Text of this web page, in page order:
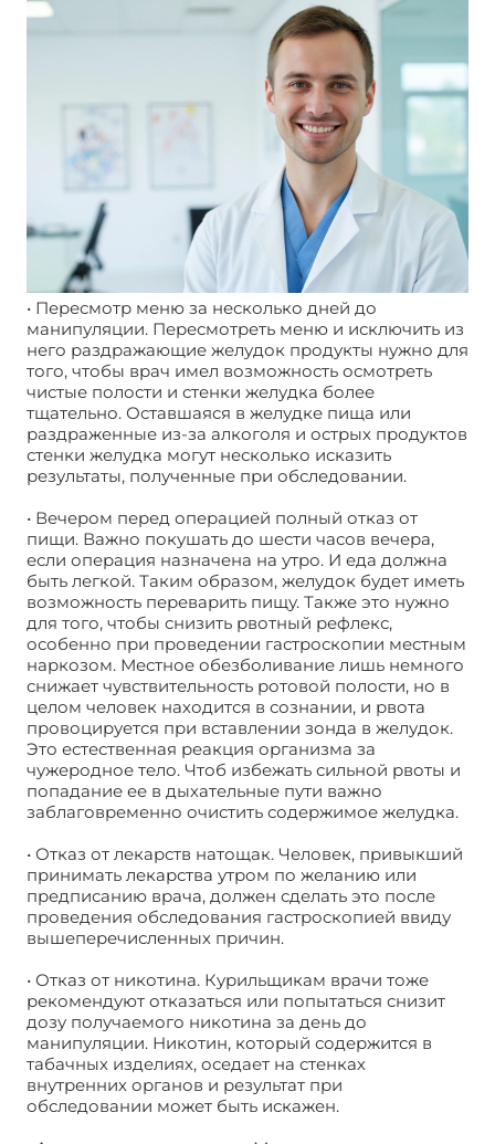
• Пересмотр меню за несколько дней до
манипуляции. Пересмотреть меню и исключить из
него раздражающие желудок продукты нужно для
того, чтобы врач имел возможность осмотреть
чистые полости и стенки желудка более
тщательно. Оставшаяся в желудке пища или
раздраженные из-за алкоголя и острых продуктов
стенки желудка могут несколько исказить
результаты, полученные при обследовании.
• Вечером перед операцией полный отказ от
пищи. Важно покушать до шести часов вечера,
если операция назначена на утро. И еда должна
быть легкой. Таким образом, желудок будет иметь
возможность переварить пищу. Также это нужно
для того, чтобы снизить рвотный рефлекс,
особенно при проведении гастроскопии местным
наркозом. Местное обезболивание лишь немного
снижает чувствительность ротовой полости, но в
целом человек находится в сознании, и рвота
провоцируется при вставлении зонда в желудок.
Это естественная реакция организма за
чужеродное тело. Чтоб избежать сильной рвоты и
попадание ее в дыхательные пути важно
заблаговременно очистить содержимое желудка.
• Отказ от лекарств натощак. Человек, привыкший
принимать лекарства утром по желанию или
предписанию врача, должен сделать это после
проведения обследования гастроскопией ввиду
вышеперечисленных причин.
• Отказ от никотина. Курильщикам врачи тоже
рекомендуют отказаться или попытаться снизит
дозу получаемого никотина за день до
манипуляции. Никотин, который содержится в
табачных изделиях, оседает на стенках
внутренних органов и результат при
обследовании может быть искажен.